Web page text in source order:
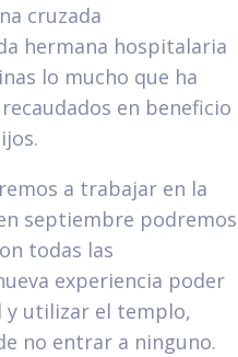
cruzada
hermana hospitalaria
lo mucho que ha
en beneficio
a trabajar en la
septiembre podremos
todas las
experiencia poder
y utilizar el templo,
no entrar a ninguno.